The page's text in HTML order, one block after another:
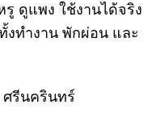
ดูแพง ใช้งานได้จริง
งทำงาน พักผ่อน และ
ศรีนครินทร์